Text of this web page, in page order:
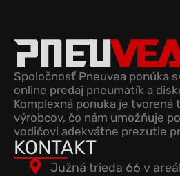
Spoločnosť Pneuvea ponúka
online predaj pneumatík a
Komplexná ponuka je tvorená
výrobcov, čo nám umožňuje
vodičovi adekvátne prezutie
KONTAKT
Južná trieda 66 v